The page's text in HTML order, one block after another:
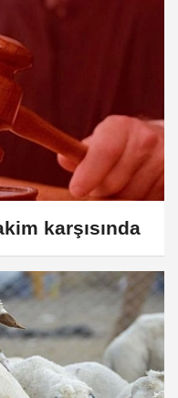
karşısında